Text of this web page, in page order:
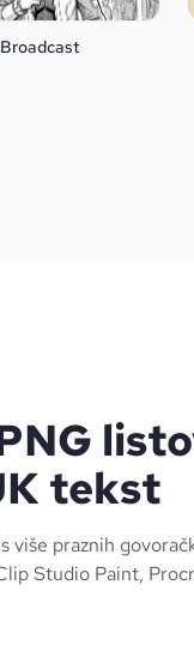
Broadcast
tekst
više praznih
Studio Paint,